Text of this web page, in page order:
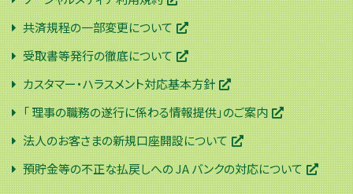
共済規程の一部変更について
受取書等発行の徹底について
カスタマー・ハラスメント対応基本方針
「 理事の職務の遂行に係わる情報提供」のご案内
法人のお客さまの新規口座開設について
預貯金等の不正な払戻しへの JA バンクの対応について